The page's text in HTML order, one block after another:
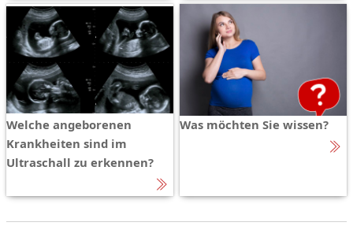
Welche angeborenen
Krankheiten sind im
Ultraschall zu erkennen?
Was möchten Sie wissen?